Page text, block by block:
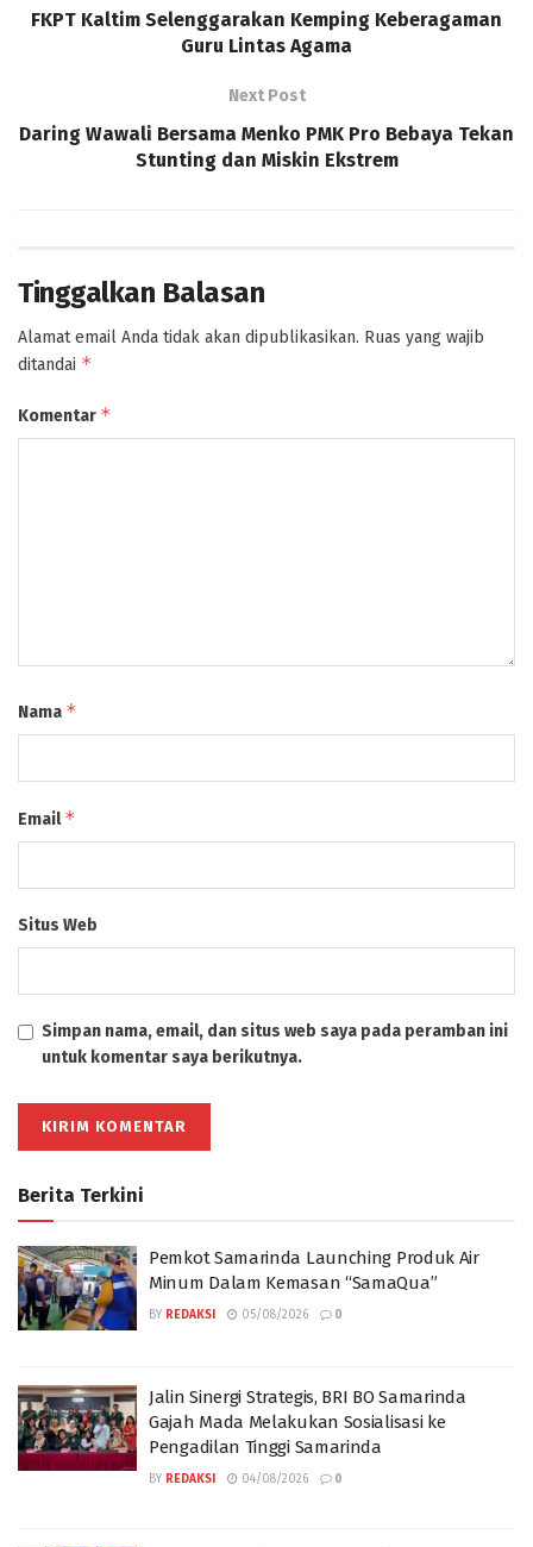
FKPT Kaltim Selenggarakan Kemping Keberagaman
Guru Lintas Agama
Next Post
Daring Wawali Bersama Menko PMK Pro Bebaya Tekan
Stunting dan Miskin Ekstrem
Tinggalkan Balasan
Alamat email Anda tidak akan dipublikasikan. Ruas yang wajib
ditandai *
Komentar *
Nama *
Email*
Situs Web
Simpan nama, email, dan situs web saya pada peramban ini
untuk komentar saya berikutnya.
Berita Terkini
Pemkot Samarinda Launching Produk Air
Minum Dalam Kemasan “SamaQua”
BY REDAKSI 05/08/2026 0
Jalin Sinergi Strategis, BRI BO Samarinda
Gajah Mada Melakukan Sosialisasi ke
Pengadilan Tinggi Samarinda
BY REDAKSI 04/08/2026 0